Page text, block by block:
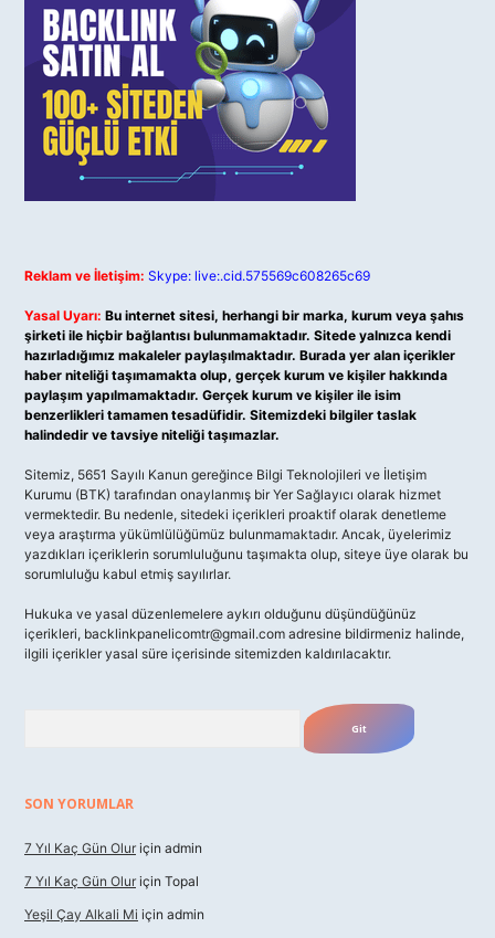
Reklam ve İletişim: Skype: live:.cid.575569c608265c69
Yasal Uyarı: Bu internet sitesi, herhangi bir marka, kurum veya şahıs
şirketi ile hiçbir bağlantısı bulunmamaktadır. Sitede yalnızca kendi
hazırladığımız makaleler paylaşılmaktadır. Burada yer alan içerikler
haber niteliği taşımamakta olup, gerçek kurum ve kişiler hakkında
paylaşım yapılmamaktadır. Gerçek kurum ve kişiler ile isim
benzerlikleri tamamen tesadüfidir. Sitemizdeki bilgiler taslak
halindedir ve tavsiye niteliği taşımazlar.
Sitemiz, 5651 Sayılı Kanun gereğince Bilgi Teknolojileri ve İletişim
Kurumu (BTK) tarafından onaylanmış bir Yer Sağlayıcı olarak hizmet
vermektedir. Bu nedenle, sitedeki içerikleri proaktif olarak denetleme
veya araştırma yükümlülüğümüz bulunmamaktadır. Ancak, üyelerimiz
yazdıkları içeriklerin sorumluluğunu taşımakta olup, siteye üye olarak bu
sorumluluğu kabul etmiş sayılırlar.
Hukuka ve yasal düzenlemelere aykırı olduğunu düşündüğünüz
içerikleri, backlinkpanelicomtr@gmail.com adresine bildirmeniz halinde,
ilgili içerikler yasal süre içerisinde sitemizden kaldırılacaktır.
SON YORUMLAR
7 Yıl Kaç Gün Olur için admin
7 Yıl Kaç Gün Olur için Topal
Yeşil Çay Alkali Mi için admin